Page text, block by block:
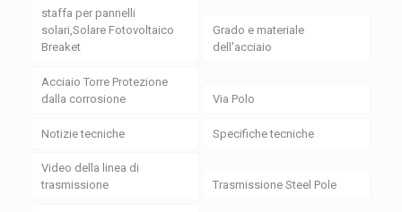
staffa per pannelli
solari,Solare Fotovoltaico
Breaket
Grado e materiale
dell'acciaio
Acciaio Torre Protezione
dalla corrosione
Via Polo
Notizie tecniche Specifiche tecniche
Video della linea di
trasmissione
Trasmissione Steel Pole